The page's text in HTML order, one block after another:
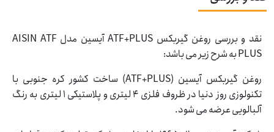
نقد و بررسی روغن گیربکس ATF+PLUS آیسین مدل AISIN ATF
PLUS به شرح زیر می باشد:
روغن گیربکس آیسین (ATF+PLUS) ساخت کشور کره جنوبی با
تکنولوزی روز دنیا در ظروف فلزی 4 لیتری و پلاستیکی 1 لیتری به رنگ
آلبالویی عرضه می شود.